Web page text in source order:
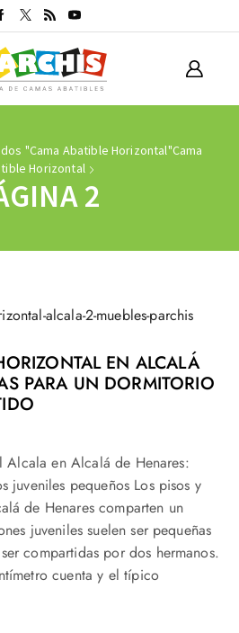
"cama Abatible Horizontal"Cama
Horizontal
2
EN ALCALÁ
PARA UN DORMITORIO
Alcala en Alcalá de Henares:
juveniles pequeños Los pisos y
de Henares comparten un
juveniles suelen ser pequeñas
compartidas por dos hermanos.
cuenta y el típico